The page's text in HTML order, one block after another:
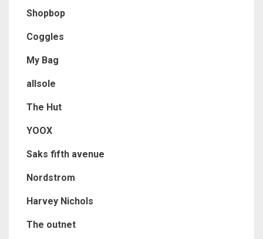
Shopbop
Coggles
My Bag
allsole
The Hut
YOOX
Saks fifth avenue
Nordstrom
Harvey Nichols
The outnet